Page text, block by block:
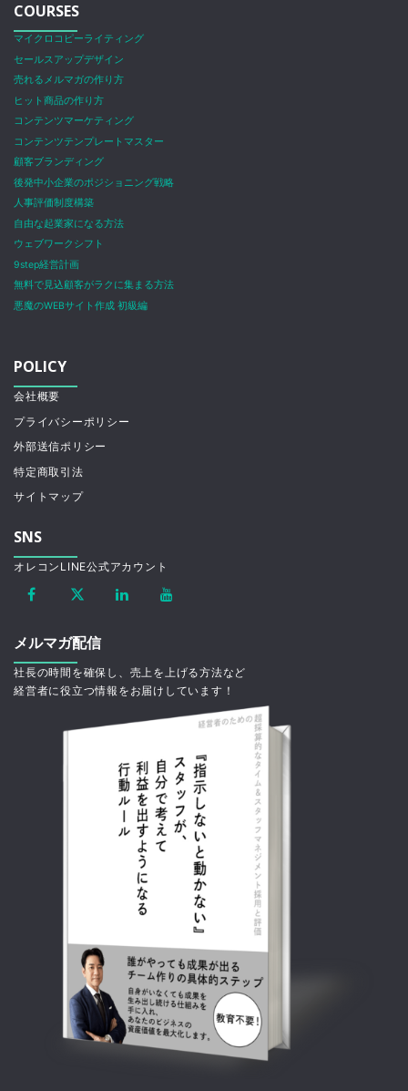
COURSES
マイクロコピーライティング
セールスアップデザイン
売れるメルマガの作り方
ヒット商品の作り方
コンテンツマーケティング
コンテンツテンプレートマスター
顧客ブランディング
後発中小企業のポジショニング戦略
人事評価制度構築
自由な起業家になる方法
ウェブワークシフト
9step経営計画
無料で見込顧客がラクに集まる方法
悪魔のWEBサイト作成 初級編
POLICY
会社概要
プライバシーポリシー
外部送信ポリシー
特定商取引法
サイトマップ
SNS
オレコンLINE公式アカウント
メルマガ配信
社長の時間を確保し、売上を上げる方法など
経営者に役立つ情報をお届けしています！